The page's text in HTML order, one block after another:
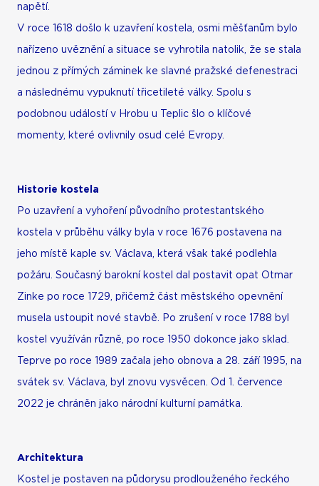
napětí.
V roce 1618 došlo k uzavření kostela, osmi měšťanům bylo
nařízeno uvěznění a situace se vyhrotila natolik, že se stala
jednou z přímých záminek ke slavné pražské defenestraci
a následnému vypuknutí třicetileté války. Spolu s
podobnou událostí v Hrobu u Teplic šlo o klíčové
momenty, které ovlivnily osud celé Evropy.
Historie kostela
Po uzavření a vyhoření původního protestantského
kostela v průběhu války byla v roce 1676 postavena na
jeho místě kaple sv. Václava, která však také podlehla
požáru. Současný barokní kostel dal postavit opat Otmar
Zinke po roce 1729, přičemž část městského opevnění
musela ustoupit nové stavbě. Po zrušení v roce 1788 byl
kostel využíván různě, po roce 1950 dokonce jako sklad.
Teprve po roce 1989 začala jeho obnova a 28. září 1995, na
svátek sv. Václava, byl znovu vysvěcen. Od 1. července
2022 je chráněn jako národní kulturní památka.
Architektura
Kostel je postaven na půdorysu prodlouženého řeckého